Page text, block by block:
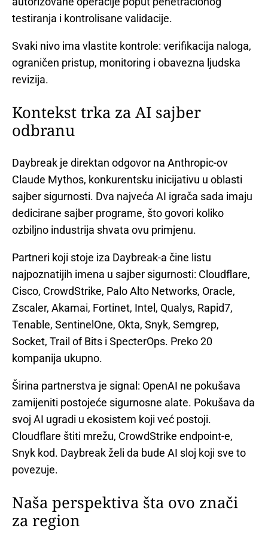
testiranja i kontrolisane validacije.
Svaki nivo ima vlastite kontrole: verifikacija naloga,
ograničen pristup, monitoring i obavezna ljudska
revizija.
Kontekst trka za AI sajber
odbranu
Daybreak je direktan odgovor na Anthropic-ov
Claude Mythos, konkurentsku inicijativu u oblasti
sajber sigurnosti. Dva najveća AI igrača sada imaju
dedicirane sajber programe, što govori koliko
ozbiljno industrija shvata ovu primjenu.
Partneri koji stoje iza Daybreak-a čine listu
najpoznatijih imena u sajber sigurnosti: Cloudflare,
Cisco, CrowdStrike, Palo Alto Networks, Oracle,
Zscaler, Akamai, Fortinet, Intel, Qualys, Rapid7,
Tenable, SentinelOne, Okta, Snyk, Semgrep,
Socket, Trail of Bits i SpecterOps. Preko 20
kompanija ukupno.
Širina partnerstva je signal: OpenAI ne pokušava
zamijeniti postojeće sigurnosne alate. Pokušava da
svoj AI ugradi u ekosistem koji već postoji.
Cloudflare štiti mrežu, CrowdStrike endpoint-e,
Snyk kod. Daybreak želi da bude AI sloj koji sve to
povezuje.
Naša perspektiva šta ovo znači
za region